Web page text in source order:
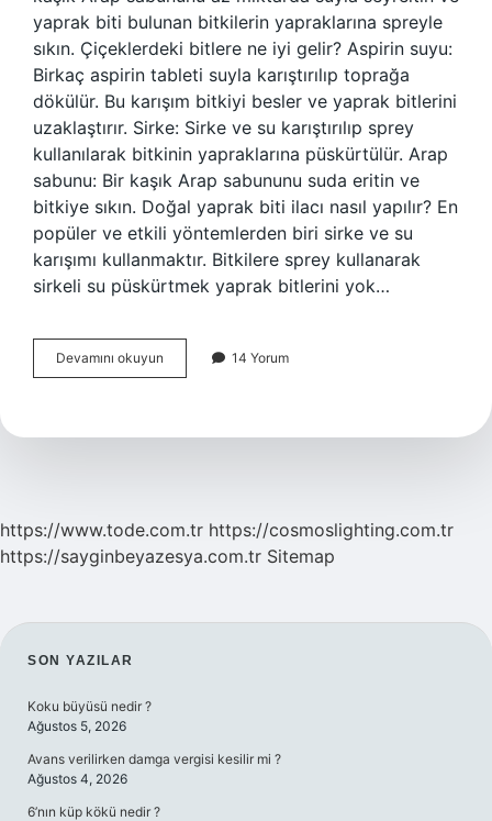
yaprak biti bulunan bitkilerin yapraklarına spreyle
sıkın. Çiçeklerdeki bitlere ne iyi gelir? Aspirin suyu:
Birkaç aspirin tableti suyla karıştırılıp toprağa
dökülür. Bu karışım bitkiyi besler ve yaprak bitlerini
uzaklaştırır. Sirke: Sirke ve su karıştırılıp sprey
kullanılarak bitkinin yapraklarına püskürtülür. Arap
sabunu: Bir kaşık Arap sabununu suda eritin ve
bitkiye sıkın. Doğal yaprak biti ilacı nasıl yapılır? En
popüler ve etkili yöntemlerden biri sirke ve su
karışımı kullanmaktır. Bitkilere sprey kullanarak
sirkeli su püskürtmek yaprak bitlerini yok…
Devamını okuyun
Bitleri
Için
Yarar
14 Yorum
https://www.tode.com.tr https://cosmoslighting.com.tr
https://sayginbeyazesya.com.tr Sitemap
SIDEBAR
SON YAZILAR
Koku büyüsü nedir ?
Ağustos 5, 2026
Avans verilirken damga vergisi kesilir mi ?
Ağustos 4, 2026
6’nın küp kökü nedir ?